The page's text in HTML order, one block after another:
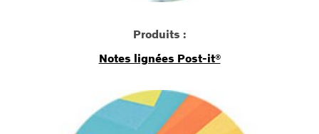
Produits :
Notes lignées Post-it®